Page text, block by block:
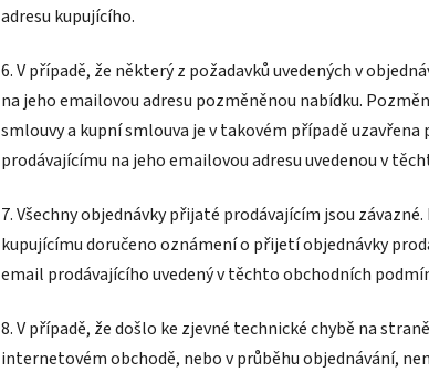
adresu kupujícího.
6. V případě, že některý z požadavků uvedených v
na jeho emailovou adresu pozměněnou nabídku.
smlouvy a kupní smlouva je v takovém případě
prodávajícímu na jeho emailovou adresu uvedenou v
7. Všechny objednávky přijaté prodávajícím jsou
kupujícímu doručeno oznámení o přijetí objednávky
email prodávajícího uvedený v těchto obchodních
8. V případě, že došlo ke zjevné technické chybě na
internetovém obchodě, nebo v průběhu objednávání,